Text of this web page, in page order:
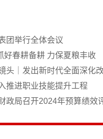
团举行全体会议
好春耕备耕 力保夏粮丰收
头｜发出新时代全面深化
推进职业技能提升工程
政局召开2024年预算绩效